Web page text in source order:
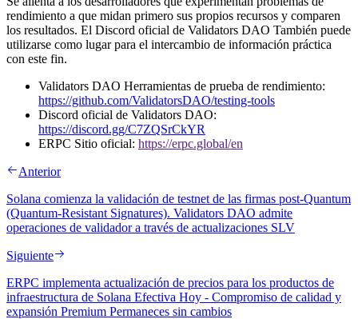
rendimiento a que midan primero sus propios recursos y comparen
los resultados. El Discord oficial de Validators DAO También puede
utilizarse como lugar para el intercambio de información práctica
con este fin.
Validators DAO Herramientas de prueba de rendimiento:
https://github.com/ValidatorsDAO/testing-tools
Discord oficial de Validators DAO:
https://discord.gg/C7ZQSrCkYR
ERPC Sitio oficial: https://erpc.global/en
Anterior
Solana comienza la validación de testnet de las firmas post-Quantum
(Quantum-Resistant Signatures). Validators DAO admite
operaciones de validador a través de actualizaciones SLV
Siguiente
ERPC implementa actualización de precios para los productos de
infraestructura de Solana Efectiva Hoy - Compromiso de calidad y
expansión Premium Permaneces sin cambios